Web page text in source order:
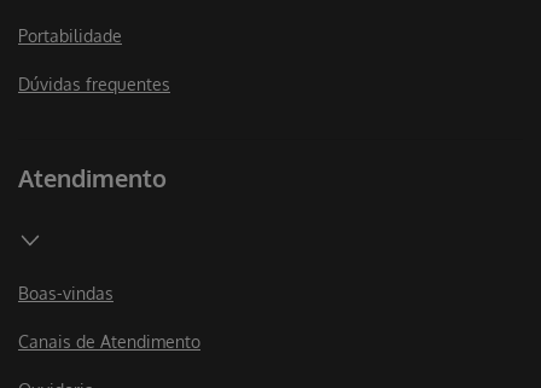
Portabilidade
Dúvidas frequentes
Atendimento
Boas-vindas
Canais de Atendimento